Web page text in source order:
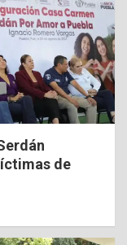
de